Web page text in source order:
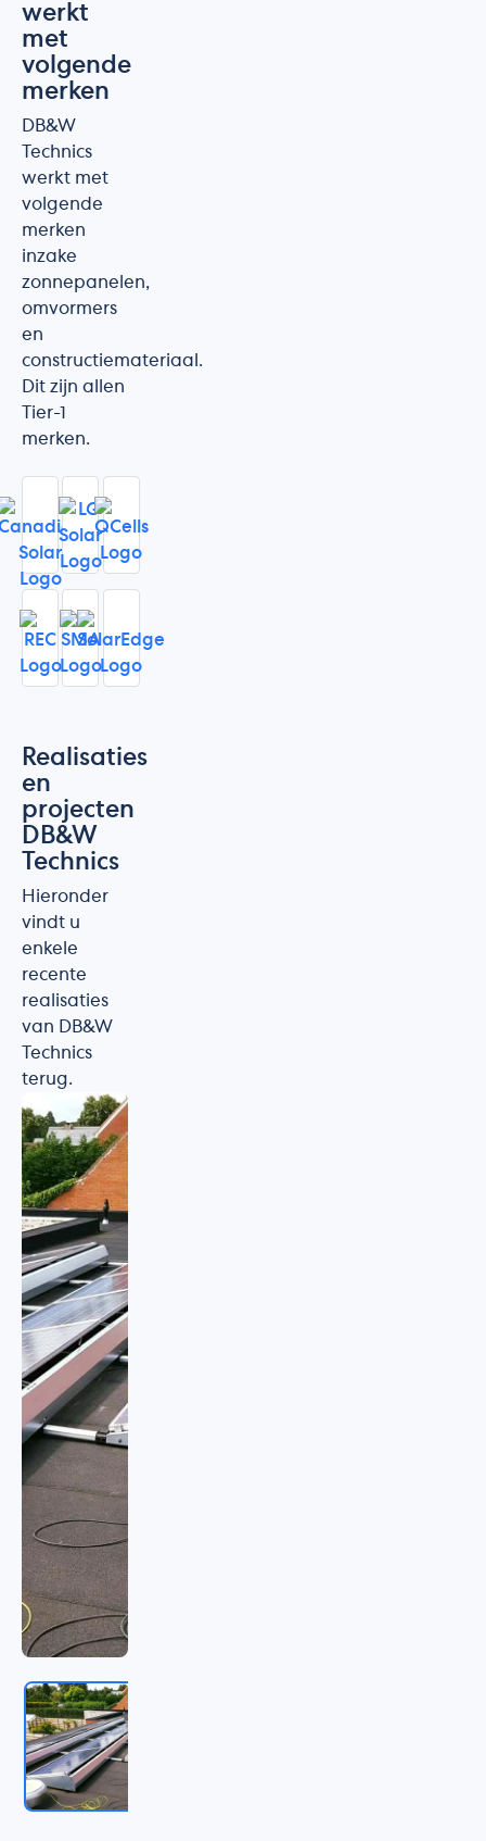
werkt
met
volgende
merken
DB&W
Technics
werkt met
volgende
merken
inzake
zonnepanelen,
omvormers
en
constructiemateriaal.
Dit zijn allen
Tier-1
merken.
Realisaties
en
projecten
DB&W
Technics
Hieronder
vindt u
enkele
recente
realisaties
van DB&W
Technics
terug.